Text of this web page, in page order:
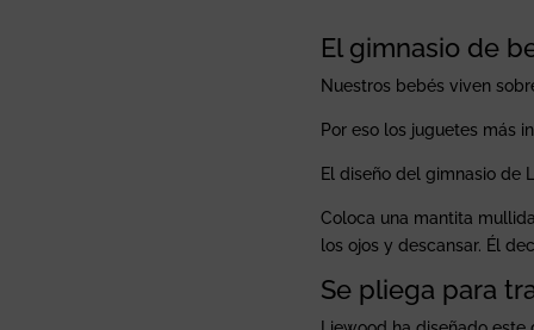
El gimnasio de
Nuestros bebés viven
Por eso los juguetes más
El diseño del gimnasio de
Coloca una mantita
los ojos y descansar. Él
Se pliega para